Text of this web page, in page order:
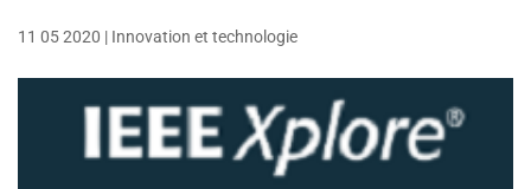
11 05 2020 | Innovation et technologie